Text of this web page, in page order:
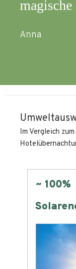
Anna
Im Vergleich
~ 100%